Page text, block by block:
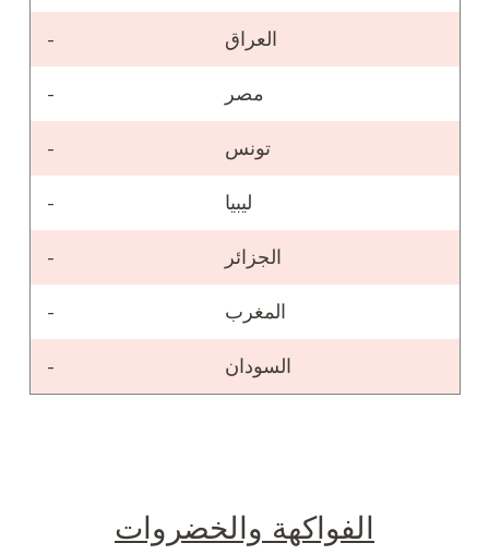
العراق
مصر
تونس
ليبيا
الجزائر
المغرب
السودان
الفواكهة والخضروات